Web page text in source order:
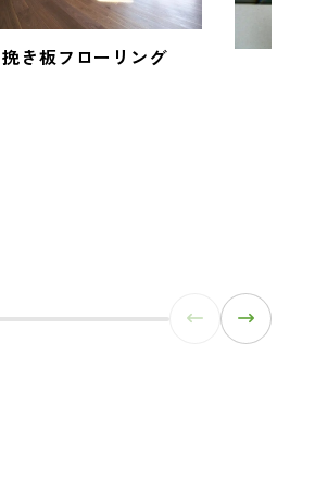
挽き板フローリング